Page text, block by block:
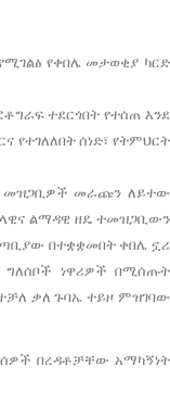
የቀበሌ መታወቂያ ካርድ
ተደርጎበት የተሰጠ እንደ
የተገለለበት ሰነድ፣ የትምህርት
መዝጋቢዎች መራጩን ለይተው
ልማዳዊ ዘዴ ተመዝጋቢውን
በተቋቋመበት ቀበሌ ኗሪ
ነዋሪዎች በሚሰጡት
ቃለ ጉባኤ ተይዞ ምዝገባው
በረዳቶቻቸው አማካኝነት